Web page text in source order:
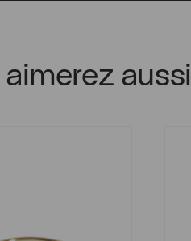
aussi